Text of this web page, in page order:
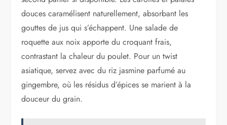
douces caramélisent naturellement, absorbant les
gouttes de jus qui s’échappent. Une salade de
roquette aux noix apporte du croquant frais,
contrastant la chaleur du poulet. Pour un twist
asiatique, servez avec du riz jasmine parfumé au
gingembre, où les résidus d’épices se marient à la
douceur du grain.